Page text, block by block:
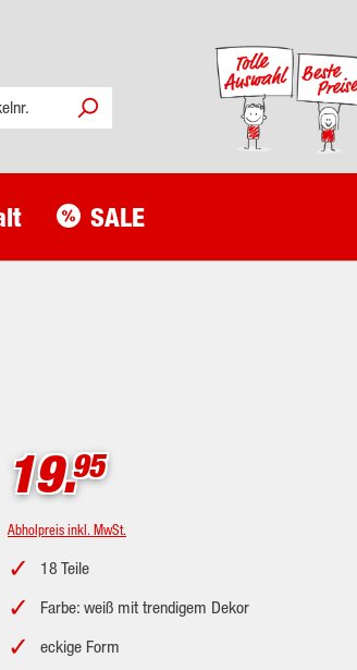
SALE
19.95
Abholpreis inkl. MwSt.
18 Teile
Farbe: weiß mit trendigem Dekor
eckige Form